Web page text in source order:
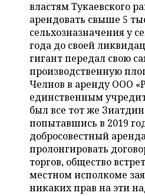
ФИГУРНОЕ КАТАНИЕ
ВОДНЫЕ ВИДЫ СПОРТА
ХОККЕЙ С МЯЧОМ
МЕДИЦИНА
ОБРАЗОВАНИЕ
ПРОИСШЕСТВИЯ
властям Тукаевского
арендовать свыше 5
сельхозназначения у
года до своей
гигант передал свою
производственную
Челнов в аренду ООО
единственным
был все тот же
попытавшись в 2019
добросовестный
пролонгировать
торгов, общество
местном исполкоме
никаких прав на эти